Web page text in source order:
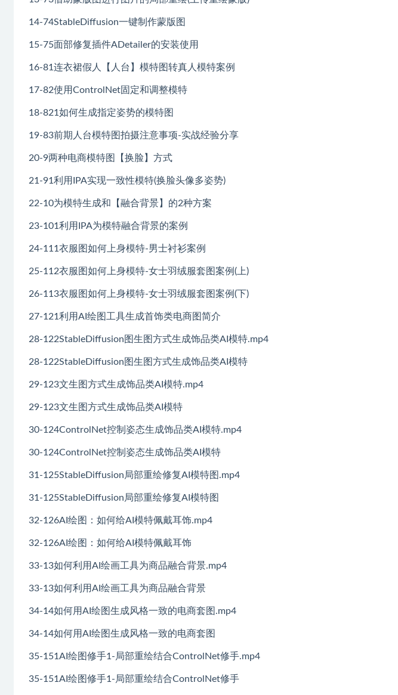
14-74StableDiffusion一键制作蒙版图
15-75面部修复插件ADetailer的安装使用
16-81连衣裙假人【人台】模特图转真人模特案例
17-82使用ControlNet固定和调整模特
18-821如何生成指定姿势的模特图
19-83前期人台模特图拍摄注意事项-实战经验分享
20-9两种电商模特图【换脸】方式
21-91利用IPA实现一致性模特(换脸头像多姿势)
22-10为模特生成和【融合背景】的2种方案
23-101利用IPA为模特融合背景的案例
24-111衣服图如何上身模特-男士衬衫案例
25-112衣服图如何上身模特-女士羽绒服套图案例(上)
26-113衣服图如何上身模特-女士羽绒服套图案例(下)
27-121利用AI绘图工具生成首饰类电商图简介
28-122StableDiffusion图生图方式生成饰品类AI模特.mp4
28-122StableDiffusion图生图方式生成饰品类AI模特
29-123文生图方式生成饰品类AI模特.mp4
29-123文生图方式生成饰品类AI模特
30-124ControlNet控制姿态生成饰品类AI模特.mp4
30-124ControlNet控制姿态生成饰品类AI模特
31-125StableDiffusion局部重绘修复AI模特图.mp4
31-125StableDiffusion局部重绘修复AI模特图
32-126AI绘图：如何给AI模特佩戴耳饰.mp4
32-126AI绘图：如何给AI模特佩戴耳饰
33-13如何利用AI绘画工具为商品融合背景.mp4
33-13如何利用AI绘画工具为商品融合背景
34-14如何用AI绘图生成风格一致的电商套图.mp4
34-14如何用AI绘图生成风格一致的电商套图
35-151AI绘图修手1-局部重绘结合ControlNet修手.mp4
35-151AI绘图修手1-局部重绘结合ControlNet修手